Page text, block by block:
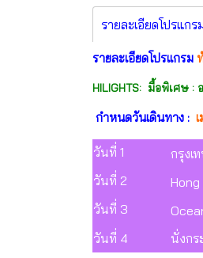
รายละเอียดโปรแกร
รายละเอียดโปรแกรม
HILIGHTS: มื้อพิเศษ
กำหนดวันเดินทาง :
วันที่ 1
กรุงเ
วันที่ 2
วันที่ 3
วันที่ 4
นั่งก